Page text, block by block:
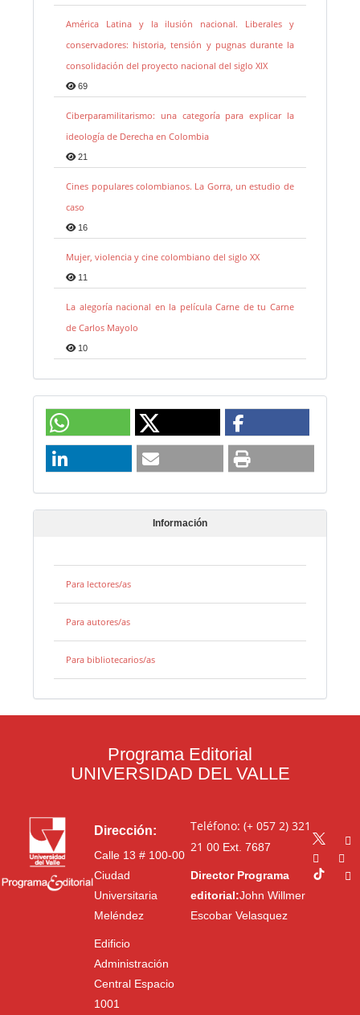
América Latina y la ilusión nacional. Liberales y
conservadores: historia, tensión y pugnas durante la
consolidación del proyecto nacional del siglo XIX
69
Ciberparamilitarismo: una categoría para explicar la
ideología de Derecha en Colombia
21
Cines populares colombianos. La Gorra, un estudio de
caso
16
Mujer, violencia y cine colombiano del siglo XX
11
La alegoría nacional en la película Carne de tu Carne
de Carlos Mayolo
10
Información
Para lectores/as
Para autores/as
Para bibliotecarios/as
Programa Editorial
UNIVERSIDAD DEL VALLE
Dirección:
Calle 13 # 100-00
Ciudad
Universitaria
Meléndez
Edificio
Administración
Central Espacio
1001
Teléfono: (+ 057 2) 321
21 00Ext. 7687
Director Programa
editorial:John Willmer
Escobar Velasquez